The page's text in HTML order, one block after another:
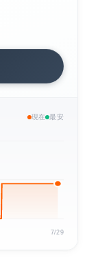
現在 最安
7/29